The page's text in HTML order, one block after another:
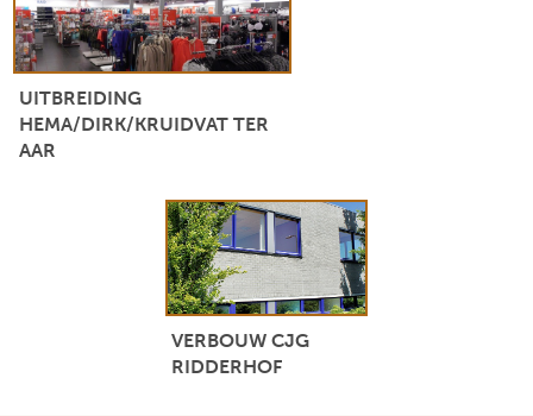
UITBREIDING
HEMA/DIRK/KRUIDVAT TER
AAR
VERBOUW CJG
RIDDERHOF